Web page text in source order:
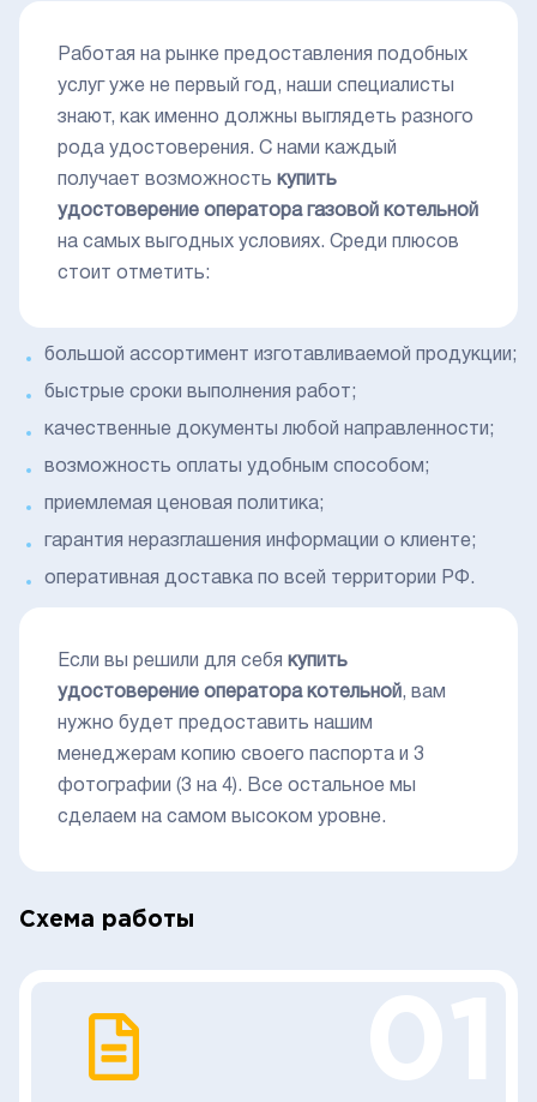
Работая на рынке предоставления подобных
услуг уже не первый год, наши специалисты
знают, как именно должны выглядеть разного
рода удостоверения. С нами каждый
получает возможность купить
удостоверение оператора газовой котельной
на самых выгодных условиях. Среди плюсов
стоит отметить:
большой ассортимент изготавливаемой продукции;
быстрые сроки выполнения работ;
качественные документы любой направленности;
возможность оплаты удобным способом;
приемлемая ценовая политика;
гарантия неразглашения информации о клиенте;
оперативная доставка по всей территории РФ.
Если вы решили для себя купить
удостоверение оператора котельной , вам
нужно будет предоставить нашим
менеджерам копию своего паспорта и 3
фотографии (3 на 4). Все остальное мы
сделаем на самом высоком уровне.
Схема работы